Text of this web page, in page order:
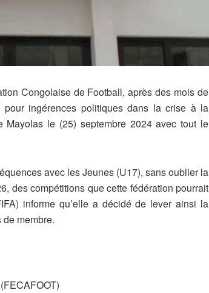
Congolaise de Football, après des mois de
ingérences politiques dans la crise à la
Mayolas le (25) septembre 2024 avec tout le
avec les Jeunes (U17), sans oublier la
des compétitions que cette fédération pourrait
informe qu’elle a décidé de lever ainsi la
membre.